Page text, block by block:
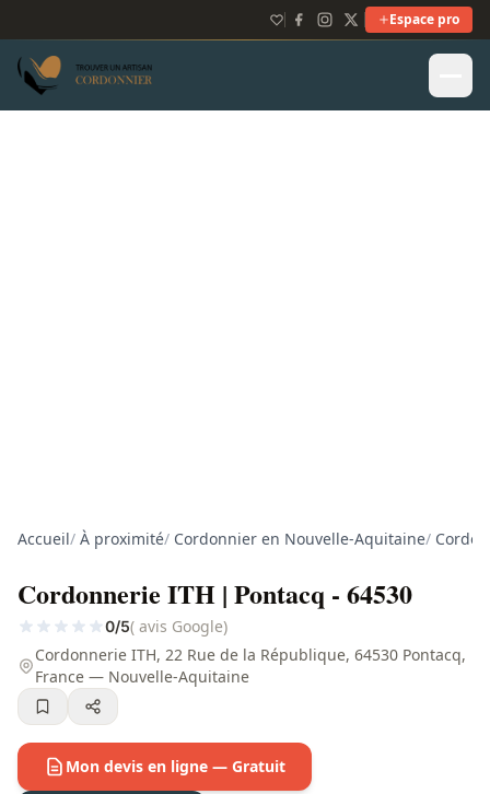
Espace pro
Accueil/ À proximité/ Cordonnier en Nouvelle-Aquitaine/
Cordonnerie ITH | Pontacq - 64530
0/5( avis Google)
Cordonnerie ITH, 22 Rue de la République, 64530 Pontacq,
France — Nouvelle-Aquitaine
Mon devis en ligne — Gratuit